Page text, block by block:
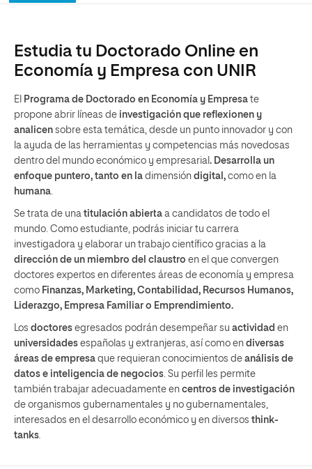
Estudia tu Doctorado Online en
Economía y Empresa con UNIR
El Programa de Doctorado en Economía y Empresa te
propone abrir líneas de investigación que reflexionen y
analicen sobre esta temática, desde un punto innovador y con
la ayuda de las herramientas y competencias más novedosas
dentro del mundo económico y empresarial . Desarrolla un
enfoque puntero, tanto en la dimensión digital, como en la
humana.
Se trata de una titulación abierta a candidatos de todo el
mundo. Como estudiante, podrás iniciar tu carrera
investigadora y elaborar un trabajo científico gracias a la
dirección de un miembro del claustro en el que convergen
doctores expertos en diferentes áreas de economía y empresa
como Finanzas, Marketing, Contabilidad, Recursos Humanos,
Liderazgo, Empresa Familiar o Emprendimiento.
Los doctores egresados podrán desempeñar su actividad en
universidades españolas y extranjeras, así como en diversas
áreas de empresa que requieran conocimientos de análisis de
datos e inteligencia de negocios. Su perfil les permite
también trabajar adecuadamente en centros de investigación
de organismos gubernamentales y no gubernamentales,
interesados en el desarrollo económico y en diversos think-
tanks.